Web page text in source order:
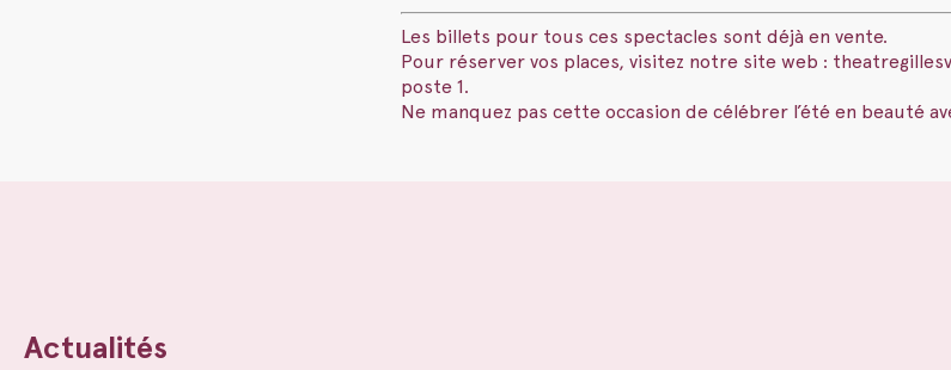
Les billets pour tous ces spectacles sont déjà en vente.
Pour réserver vos places, visitez notre site web :
poste 1.
Ne manquez pas cette occasion de célébrer l’été en beauté
Actualités